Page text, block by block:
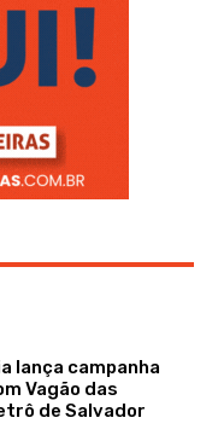
lança campanha
Vagão das
de Salvador